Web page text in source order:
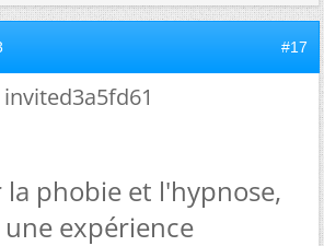
#17
invited3a5fd61
la phobie et l'hypnose,
expérience